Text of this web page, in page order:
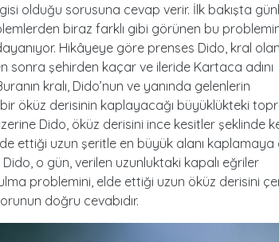
olduğu sorusuna cevap verir. İlk bakışta
biraz farklı gibi görünen bu
Hikâyeye göre prenses Dido, kral olan
sonra şehirden kaçar ve ileride Kartaca adını
kralı, Dido’nun ve yanında gelenlerin
öküz derisinin kaplayacağı büyüklükteki
Dido, öküz derisini ince kesitler şeklinde
ettiği uzun şeritle en büyük alanı kaplamaya
o gün, verilen uzunluktaki kapalı eğriler
problemini, elde ettiği uzun öküz derisini
doğru cevabıdır.